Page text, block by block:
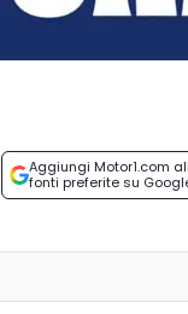
Aggiungi Motor1.com
fonti preferite su